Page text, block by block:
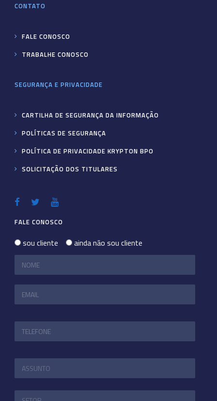
CONTATO
FALE CONOSCO
TRABALHE CONOSCO
SEGURANÇA E PRIVACIDADE
CARTILHA DE SEGURANÇA DA INFORMAÇÃO
POLÍTICAS DE SEGURANÇA
POLÍTICA DE PRIVACIDADE KRYPTON BPO
SOLICITAÇÃO DOS TITULARES
FALE CONOSCO
sou cliente ainda não sou cliente